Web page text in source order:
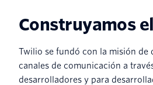
Construyamos
Twilio se fundó con la misión de
canales de comunicación a
desarrolladores y para